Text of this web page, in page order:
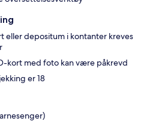
eller depositum i kontanter kreves
kort med foto kan være påkrevd
er 18